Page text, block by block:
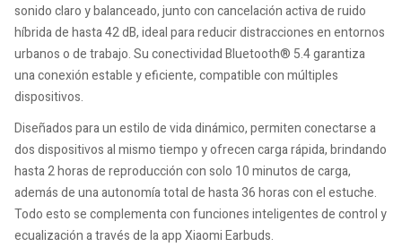
sonido claro y balanceado, junto con cancelación activa de ruido
híbrida de hasta 42 dB, ideal para reducir distracciones en entornos
urbanos o de trabajo. Su conectividad Bluetooth® 5.4 garantiza
una conexión estable y eficiente, compatible con múltiples
dispositivos.
Diseñados para un estilo de vida dinámico, permiten conectarse a
dos dispositivos al mismo tiempo y ofrecen carga rápida, brindando
hasta 2 horas de reproducción con solo 10 minutos de carga,
además de una autonomía total de hasta 36 horas con el estuche.
Todo esto se complementa con funciones inteligentes de control y
ecualización a través de la app Xiaomi Earbuds.